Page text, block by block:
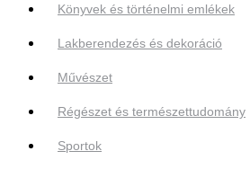
Könyvek és történelmi emlékek
Lakberendezés és dekoráció
Művészet
Régészet és természettudomány
Sportok